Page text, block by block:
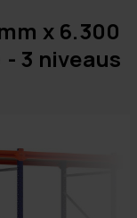
x 6.300
- 3 niveaus